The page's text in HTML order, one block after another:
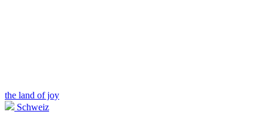
the land of joy
Schweiz